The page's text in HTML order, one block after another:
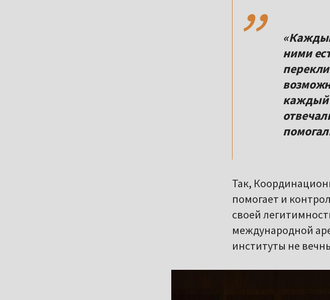
ними
каждый
Так,
помогает и
своей
международной
институты не